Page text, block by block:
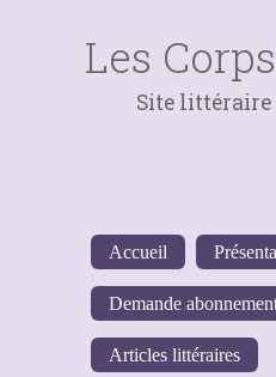
Les
Site
Accueil
Demande
Articles littéraires